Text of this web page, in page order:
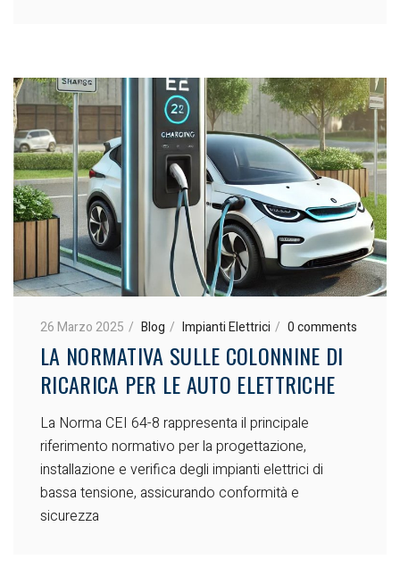
26 Marzo 2025 Blog Impianti Elettrici 0 comments
LA NORMATIVA SULLE COLONNINE DI
RICARICA PER LE AUTO ELETTRICHE
La Norma CEI 64-8 rappresenta il principale
riferimento normativo per la progettazione,
installazione e verifica degli impianti elettrici di
bassa tensione, assicurando conformità e
sicurezza